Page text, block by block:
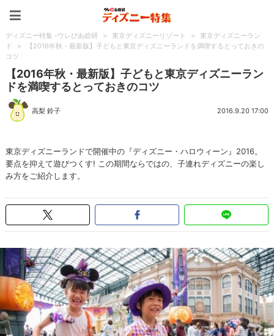
ディズニー特集 -ウレぴあ総研 > 東京ディズニーリゾート >
東京ディズニーラン
ド
>
【2016年秋・最新版】子どもと東京ディズニーランドを満喫するとっておきの
コツ
【2016年秋・最新版】子どもと東京ディズニーラン
ドを満喫するとっておきのコツ
高梨 鈴子 2016.9.20 17:00
東京ディズニーランドで開催中の『ディズニー・ハロウィーン』2016。
要点を抑えて遊びつくす! この期間ならではの、子連れディズニーの楽し
み方をご紹介します。